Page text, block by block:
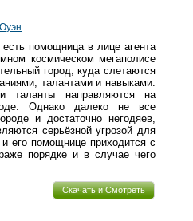
есть помощница в лице агента
космическом мегаполисе
город, куда слетаются
талантами и навыками.
таланты направляются на
Однако далеко не все
и достаточно негодяев,
серьёзной угрозой для
его помощнице приходится с
порядке и в случае чего
Скачать и Смотреть